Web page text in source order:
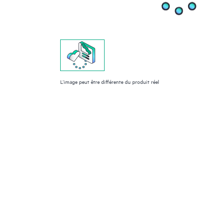
L’image peut être différente du produit réel